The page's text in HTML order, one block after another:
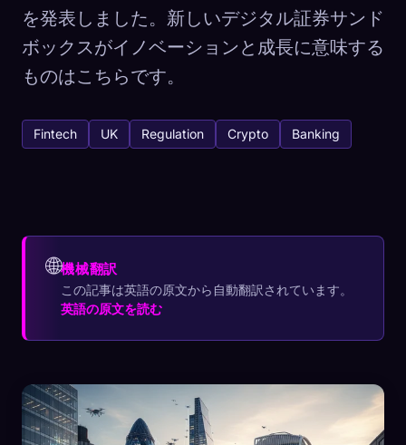
を発表しました。新しいデジタル証券サンド
ボックスがイノベーションと成長に意味する
ものはこちらです。
Fintech UK Regulation Crypto Banking
🌐機械翻訳
この記事は英語の原文から自動翻訳されています。
英語の原文を読む